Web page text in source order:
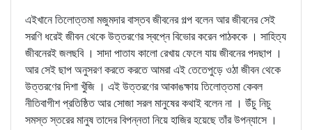
এইখানে তিলোত্তমা মজুমদার বাস্তব জীবনের গল্প বলেন আর জীবনের সেই
সরণি ধরেই জীবন থেকে উত্তরণের স্বপ্নে বিভোর করেন পাঠককে । সাহিত্য
জীবনেরই জলছবি । সাদা পাতায কালো রেখায় ফেলে যায় জীবনের পদছাপ ।
আর সেই ছাপ অনুসরণ করতে করতে আমরা এই তেতেপুড়ে ওঠা জীবন থেকে
উত্তরণের দিশা খুঁজি । এই উত্তরণের আকাঙক্ষায় তিলোত্তমা কেবল
নীতিবাগীশ প্রতিষ্ঠিত আর সোজা সরল মানুষের কথাই বলেন না । উঁচু নিচু
সমস্ত স্তরের মানুষ তাদের বিপন্নতা নিয়ে হাজির হয়েছে তাঁর উপন্যাসে ।